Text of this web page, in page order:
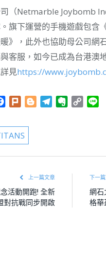
（Netmarble Joybomb
旗下運營的手機遊戲包含
暖》，此外也協助母公司
客服，如今已成為台港澳
見https://
Facebook
Plurk BloggerTelegramEvernote
Copy
上一篇文章
活動開跑! 全新
對抗戰同步開啟
下一
網
格華